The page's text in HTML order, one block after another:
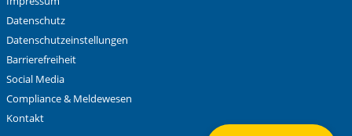
Datenschutz
Datenschutzeinstellungen
Barrierefreiheit
Social Media
Compliance & Meldewesen
Kontakt